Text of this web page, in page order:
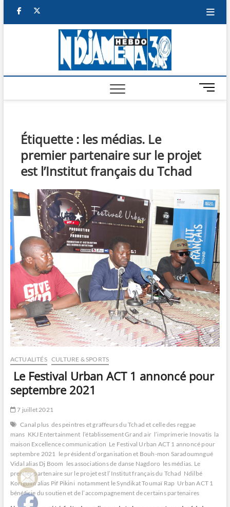
facebook
M
e
n
Étiquette : les médias. Le
premier partenaire sur le projet
est l’Institut français du Tchad
ACTUALITÉS CULTURE & SPORTS
Le Festival Urban ACT 1 annoncé pour
septembre 2021
7 juillet 2021
Canal plus des peintres et graffeurs du Tchad et celle des reggae
mans KKJ Entertainment l’établissement Grand air l’imprimerie Inovatis la
maison Excellence communication Le Festival Urban ACT 1 annoncé pour
septembre 2021 le président d’organisation et Bouh-mon Saradoumngué
Vidal alias Dj Boom les associations de danse Nagdoro les médias. Le
premier partenaire sur le projet est l’Institut français du Tchad Ndilbé
Koriguim alias Pif Pikini notamment le Syndikat Toumaï Rap Urban ACT 1
bénéficie du soutien et de l’accompagnement de certains partenaires